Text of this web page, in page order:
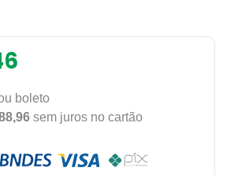
boleto
sem juros no cartão